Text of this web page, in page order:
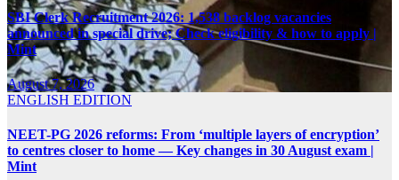
SBI Clerk Recruitment 2026: 1,538 backlog vacancies
announced in special drive; Check eligibility & how to apply |
Mint
August 7, 2026
ENGLISH EDITION
NEET-PG 2026 reforms: From ‘multiple layers of encryption’
to centres closer to home — Key changes in 30 August exam |
Mint